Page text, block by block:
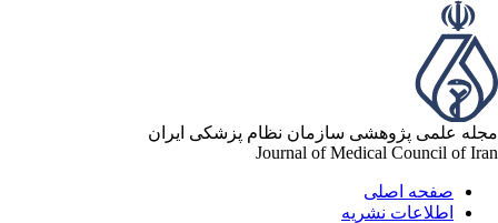
علمی پژوهشی سازمان نظام پزشکی ایران
Journal of Medical Council of
صفحه اصلی
اطلاعات نشریه